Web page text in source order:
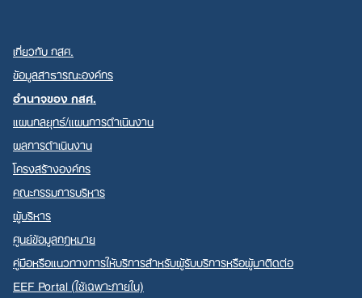
เกี่ยวกับ กสศ.
ข้อมูลสาธารณะองค์กร
อำนาจของ กสศ.
แผนกลยุทธ์/แผนการดำเนินงาน
ผลการดำเนินงาน
โครงสร้างองค์กร
คณะกรรมการบริหาร
ผู้บริหาร
ศูนย์ข้อมูลกฎหมาย
คู่มือหรือแนวทางการให้บริการสำหรับผู้รับบริการหรือผู้มาติดต่อ
EEF Portal (ใช้เฉพาะภายใน)